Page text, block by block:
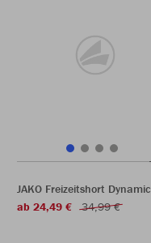
JAKO Freizeitshort Dynamic
ab 24,49 €
34,99 €